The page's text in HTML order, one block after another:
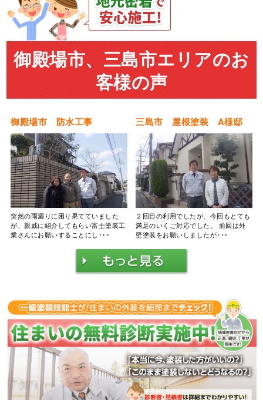
御殿場市、三島市エリアのお
客様の声
御殿場市 防水工事
突然の雨漏りに困り果てていました
が、親戚に紹介してもらい富士塗装工
業さんにお願いすることにし･･･
三島市 屋根塗装 A様邸
２回目の利用でしたが、今回もとても
満足のいくご対応でした。 前回は外
壁塗装をお願いしましたが･･･